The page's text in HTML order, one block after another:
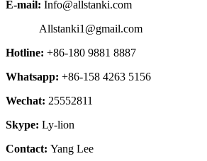
E-mail: Info@allstanki.com
Allstanki1@gmail.com
Hotline: +86-180 9881 8887
Whatsapp: +86-158 4263 5156
Wechat: 25552811
Skype: Ly-lion
Contact: Yang Lee